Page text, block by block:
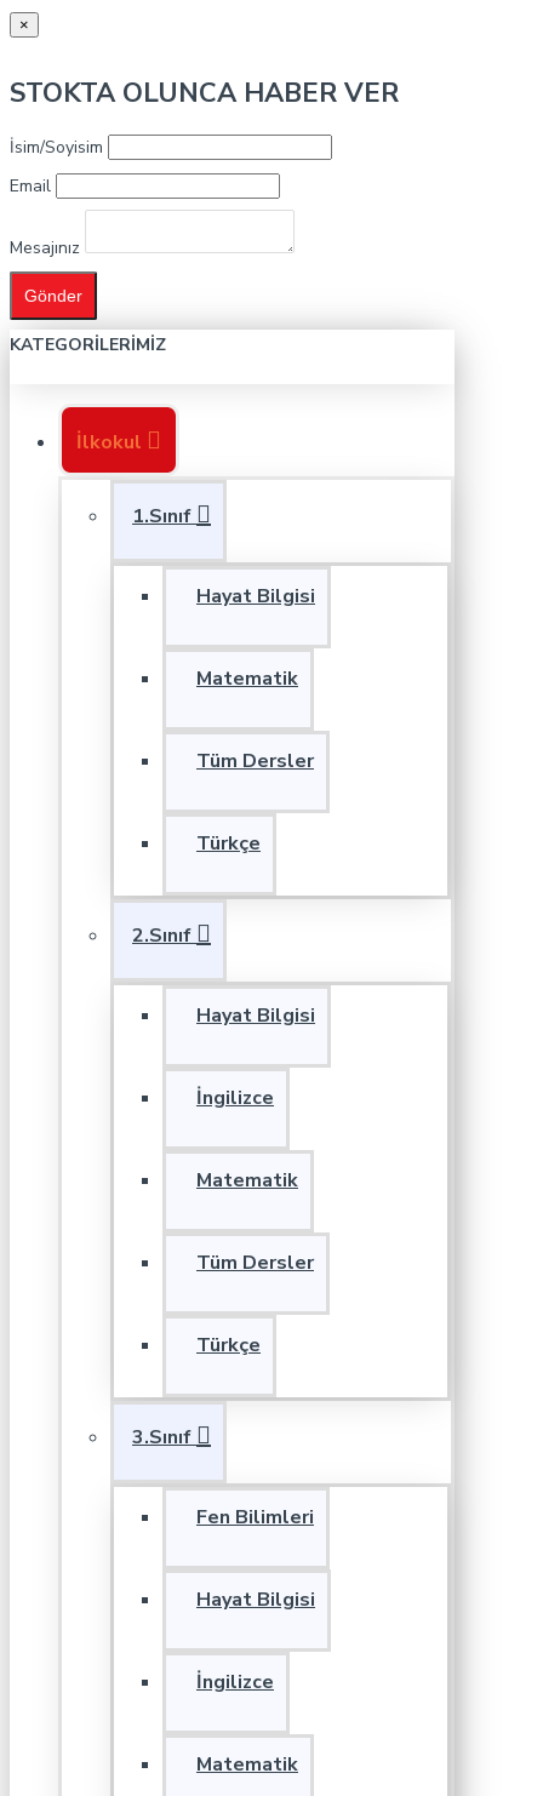
×
STOKTA OLUNCA HABER VER
İsim/Soyisim
Email
Mesajınız
Gönder
KATEGORILERIMIZ
İlkokul
1.Sınıf
Hayat Bilgisi
Matematik
Tüm Dersler
Türkçe
2.Sınıf
Hayat Bilgisi
İngilizce
Matematik
Tüm Dersler
Türkçe
3.Sınıf
Fen Bilimleri
Hayat Bilgisi
İngilizce
Matematik